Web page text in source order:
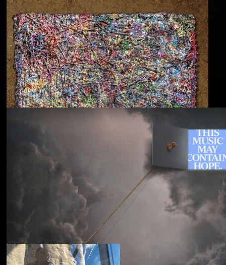
Blu & Exile
Time Heals Everything
Souled American